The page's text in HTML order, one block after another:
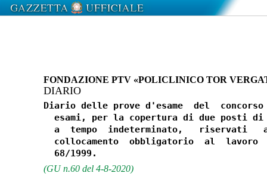
FONDAZIONE PTV «POLICLINICO TOR
DIARIO
Diario delle prove d'esame  del
esami, per la copertura di due posti
a  tempo  indeterminato,   riservati
collocamento  obbligatorio  al  lavoro
(GU n.60 del 4-8-2020)